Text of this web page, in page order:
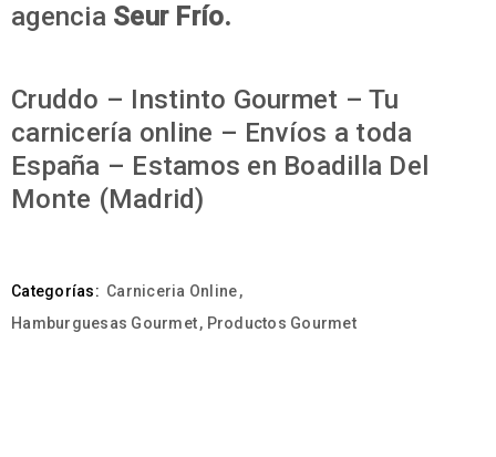
agencia Seur Frío.
Cruddo – Instinto Gourmet – Tu
carnicería online – Envíos a toda
España – Estamos en Boadilla Del
Monte (Madrid)
Categorías: Carniceria Online,
Hamburguesas Gourmet, Productos Gourmet